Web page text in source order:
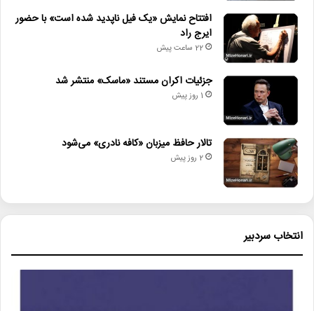
افتتاح نمایش «یک فیل ناپدید شده است» با حضور
ایرج راد
22 ساعت پیش
جزئیات اکران مستند «ماسک» منتشر شد
1 روز پیش
تالار حافظ میزبان «کافه نادری» می‌شود
2 روز پیش
انتخاب سردبیر